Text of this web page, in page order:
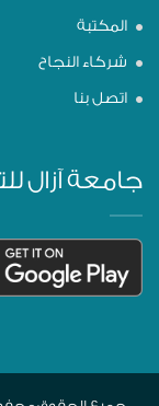
المكتبة
شركاء النجاح
اتصل بنا
جامعة آزال